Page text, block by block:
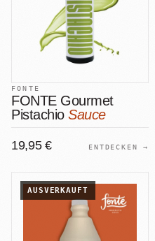
FONTE
FONTE Gourmet
Pistachio Sauce
19,95 € ENTDECKEN →
AUSVERKAUFT